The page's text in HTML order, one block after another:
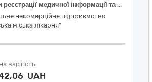
Системи реєстрації медичної інформації та дослідне обладнання
некомерційне підприємство
міська лікарня"
вартість
UAH